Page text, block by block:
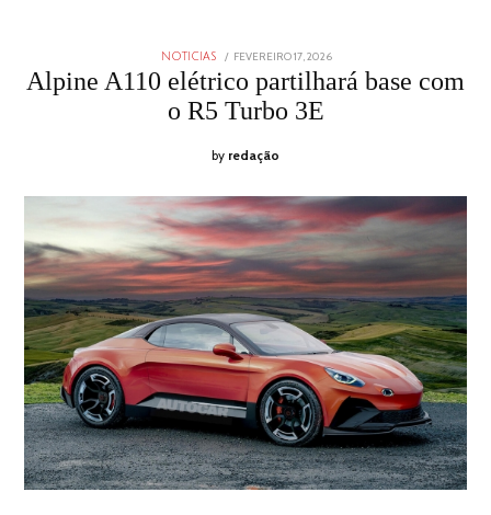
NOTICIAS
POSTED
FEVEREIRO 17, 2026
2026
Alpine A110 elétrico partilhará base com
o R5 Turbo 3E
by redação